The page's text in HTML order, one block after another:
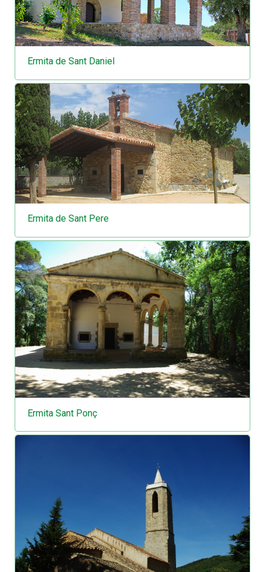
Ermita de Sant Daniel
Ermita de Sant Pere
Ermita Sant Ponç